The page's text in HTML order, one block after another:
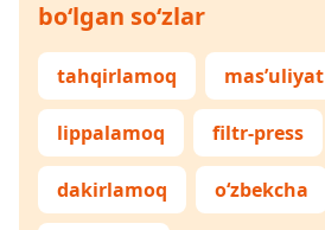
bo‘lgan so‘zlar
tahqirlamoq mas’uliyat
lippalamoq filtr-press
dakirlamoq o‘zbekcha